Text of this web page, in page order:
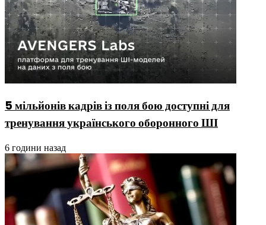
5 мільйонів кадрів із поля бою доступні для
тренування українського оборонного ШІ
6 години назад